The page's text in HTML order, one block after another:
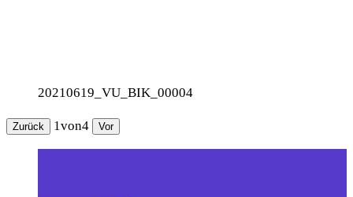
20210619_VU_BIK_00004
Zurück 1von4 Vor